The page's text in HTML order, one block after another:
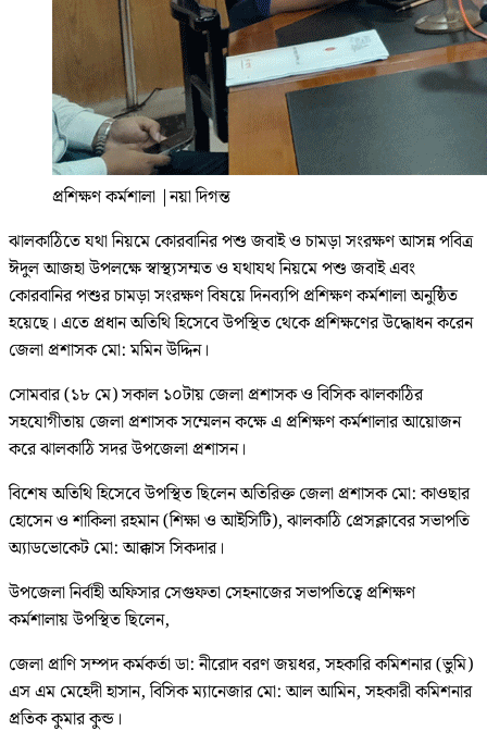
প্রশিক্ষণ কর্মশালা |নয়া দিগন্ত
ঝালকাঠিতে যথা নিয়মে কোরবানির পশু জবাই ও চামড়া সংরক্ষণ আসন্ন পবিত্র
ঈদুল আজহা উপলক্ষে স্বাস্থ্যসম্মত ও যথাযথ নিয়মে পশু জবাই এবং
কোরবানির পশুর চামড়া সংরক্ষণ বিষয়ে দিনব্যপি প্রশিক্ষণ কর্মশালা অনুষ্ঠিত
হয়েছে। এতে প্রধান অতিথি হিসেবে উপস্থিত থেকে প্রশিক্ষণের উদ্ধোধন করেন
জেলা প্রশাসক মো: মমিন উদ্দিন।
সোমবার (১৮ মে) সকাল ১০টায় জেলা প্রশাসক ও বিসিক ঝালকাঠির
সহযোগীতায় জেলা প্রশাসক সম্মেলন কক্ষে এ প্রশিক্ষণ কর্মশালার আয়োজন
করে ঝালকাঠি সদর উপজেলা প্রশাসন।
বিশেষ অতিথি হিসেবে উপস্থিত ছিলেন অতিরিক্ত জেলা প্রশাসক মো: কাওছার
হোসেন ও শাকিলা রহমান (শিক্ষা ও আইসিটি), ঝালকাঠি প্রেসক্লাবের সভাপতি
অ্যাডভোকেট মো: আক্কাস সিকদার।
উপজেলা নির্বাহী অফিসার সেগুফতা সেহনাজের সভাপতিত্বে প্রশিক্ষণ
কর্মশালায় উপস্থিত ছিলেন,
জেলা প্রাণি সম্পদ কর্মকর্তা ডা: নীরোদ বরণ জয়ধর, সহকারি কমিশনার (ভুমি)
এস এম মেহেদী হাসান, বিসিক ম্যানেজার মো: আল আমিন, সহকারী কমিশনার
প্রতিক কুমার কুন্ড।